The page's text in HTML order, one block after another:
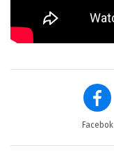
Facebok